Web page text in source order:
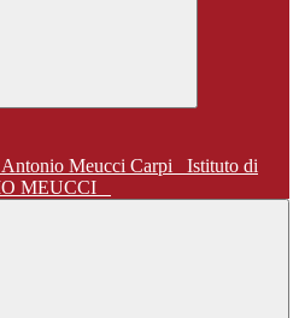
Istituto di
MEUCCI